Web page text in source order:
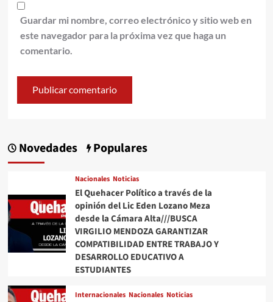
Guardar mi nombre, correo electrónico y sitio web en
este navegador para la próxima vez que haga un
comentario.
Novedades Populares
Nacionales Noticias
El Quehacer Político a través de la
opinión del Lic Eden Lozano Meza
desde la Cámara Alta///BUSCA
VIRGILIO MENDOZA GARANTIZAR
COMPATIBILIDAD ENTRE TRABAJO Y
DESARROLLO EDUCATIVO A
ESTUDIANTES
Internacionales Nacionales Noticias